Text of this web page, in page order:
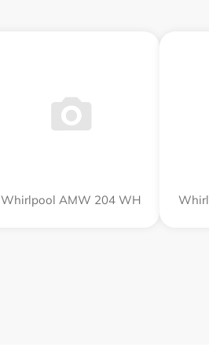
Whirlpool AMW 204 WH